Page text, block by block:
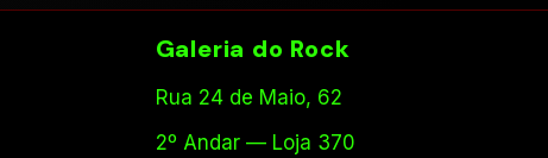
Galeria do Rock
Rua 24 de Maio, 62
2º Andar — Loja 370